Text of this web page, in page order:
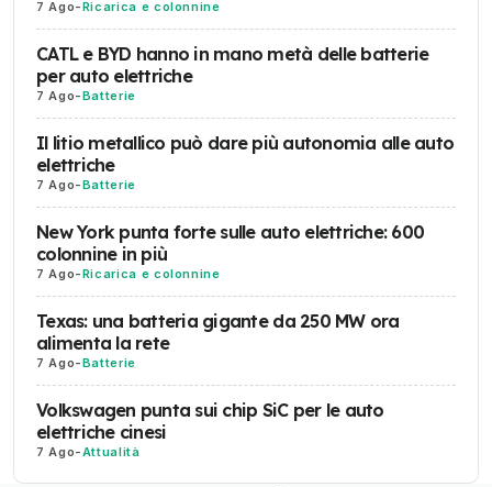
7 Ago-Ricarica e colonnine
CATL e BYD hanno in mano metà delle batterie
per auto elettriche
7 Ago-Batterie
Il litio metallico può dare più autonomia alle auto
elettriche
7 Ago-Batterie
New York punta forte sulle auto elettriche: 600
colonnine in più
7 Ago-Ricarica e colonnine
Texas: una batteria gigante da 250 MW ora
alimenta la rete
7 Ago-Batterie
Volkswagen punta sui chip SiC per le auto
elettriche cinesi
7 Ago-Attualità